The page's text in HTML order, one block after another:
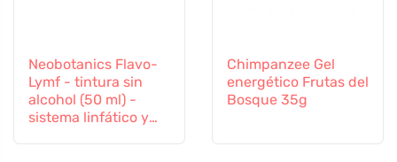
Neobotanics Flavo-
Lymf - tintura sin
alcohol (50 ml) -
sistema linfático y
Chimpanzee Gel
energético Frutas del
Bosque 35g